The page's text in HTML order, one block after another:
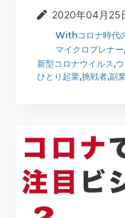
2020年04月25
Withコロナ時代
マイクロプレナー,
新型コロナウイルス,
ひとり起業,挑戦者,副